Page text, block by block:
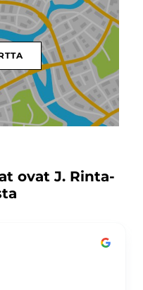
ovat J. Rinta-